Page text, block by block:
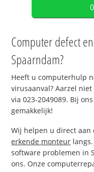
Computer defect
Spaarndam?
Heeft u computerhulp
virusaanval? Aarzel
via 023-2049089. Bij
gemakkelijk!
Wij helpen u direct aan
erkende monteur
software problemen in
ons. Onze